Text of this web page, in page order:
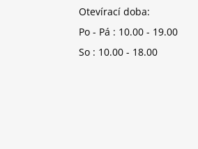
Otevírací doba:
Po - Pá : 10.00 - 19.00
So : 10.00 - 18.00